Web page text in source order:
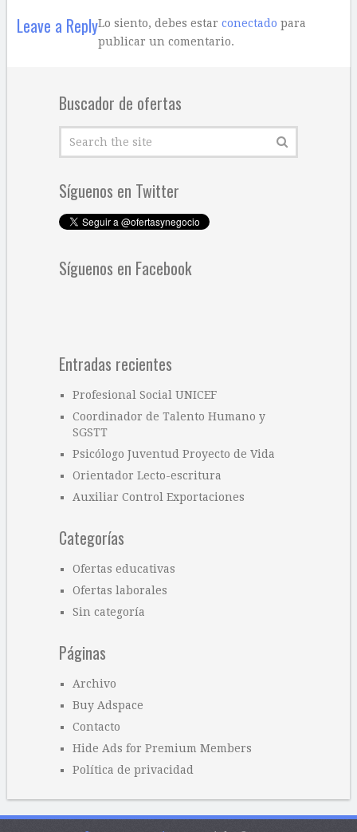
Leave a ReplyLo siento, debes estar conectado para
publicar un comentario.
Buscador de ofertas
Síguenos en Twitter
Síguenos en Facebook
Entradas recientes
Profesional Social UNICEF
Coordinador de Talento Humano y
SGSTT
Psicólogo Juventud Proyecto de Vida
Orientador Lecto-escritura
Auxiliar Control Exportaciones
Categorías
Ofertas educativas
Ofertas laborales
Sin categoría
Páginas
Archivo
Buy Adspace
Contacto
Hide Ads for Premium Members
Política de privacidad